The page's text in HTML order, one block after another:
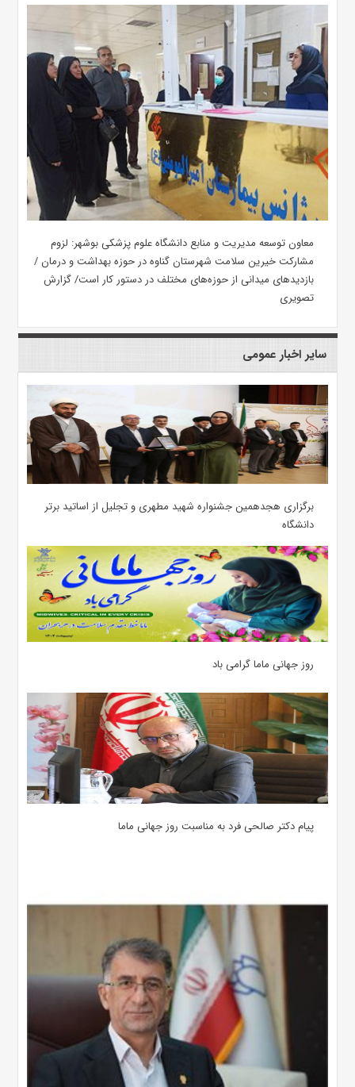
معاون توسعه مدیریت و منابع دانشگاه علوم پزشکی بوشهر: لزوم
مشارکت خیرین سلامت شهرستان گناوه در حوزه بهداشت و درمان /
بازدیدهای میدانی از حوزه‌های مختلف در دستور کار است/ گزارش
تصویری
سایر اخبار عمومی
برگزاری هجدهمین جشنواره شهید مطهری و تجلیل از اساتید برتر
دانشگاه
روز جهانی ماما گرامی باد
پیام دکتر صالحی فرد به مناسبت روز جهانی ماما